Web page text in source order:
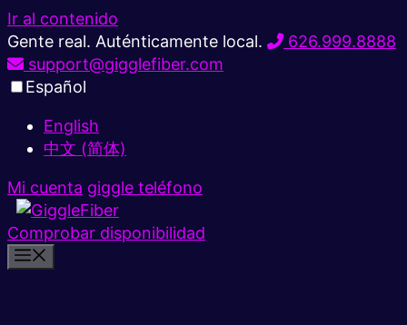
Ir al contenido
Gente real. Auténticamente local.
626.999.8888
support@gigglefiber.com
Español
English
中文 (简体)
Mi cuenta giggle teléfono
Comprobar disponibilidad